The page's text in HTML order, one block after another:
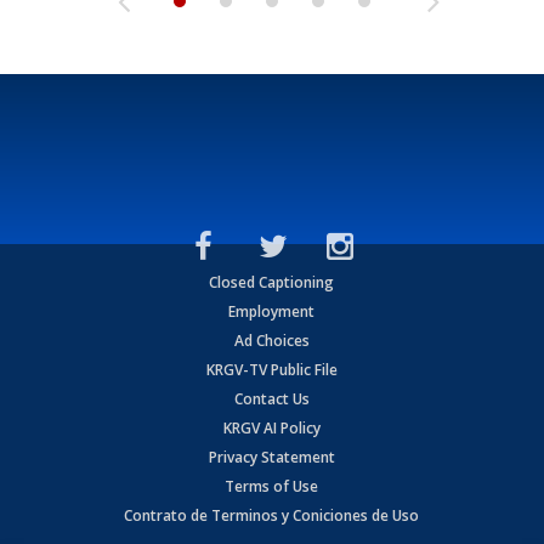
Closed Captioning
Employment
Ad Choices
KRGV-TV Public File
Contact Us
KRGV AI Policy
Privacy Statement
Terms of Use
Contrato de Terminos y Coniciones de Uso